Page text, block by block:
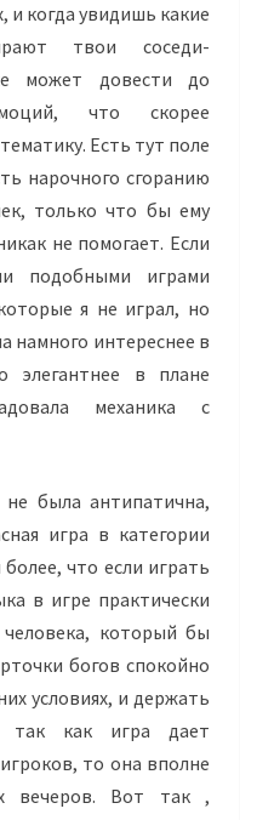
и когда увидишь какие
твои соседи-
может довести до
что скорее
Есть тут поле
нарочного сгоранию
только что бы ему
не помогает. Если
подобными играми
я не играл, но
намного интереснее в
элегантнее в плане
механика с
была антипатична,
игра в категории
что если играть
в игре практически
который бы
богов спокойно
условиях, и держать
так как игра дает
то она вполне
вечеров. Вот так ,